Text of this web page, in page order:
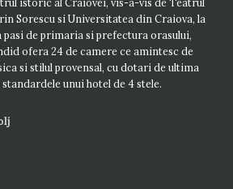
istoric al Craiovei, vis-a-vis de Teatrul
Sorescu si Universitatea din Craiova, la
pasi de primaria si prefectura orasului,
ofera 24 de camere ce amintesc de
si stilul provensal, cu dotari de ultima
unui hotel de 4 stele.